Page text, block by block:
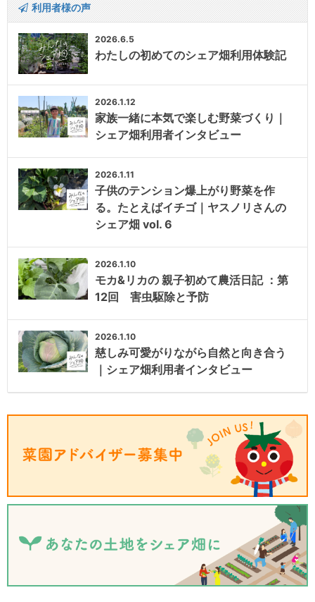
利用者様の声
2026.6.5
わたしの初めてのシェア畑利用体験記
2026.1.12
家族一緒に本気で楽しむ野菜づくり｜
シェア畑利用者インタビュー
2026.1.11
子供のテンション爆上がり野菜を作
る。たとえばイチゴ｜ヤスノリさんの
シェア畑 vol. 6
2026.1.10
モカ&リカの 親子初めて農活日記 ：第
12回 害虫駆除と予防
2026.1.10
慈しみ可愛がりながら自然と向き合う
｜シェア畑利用者インタビュー